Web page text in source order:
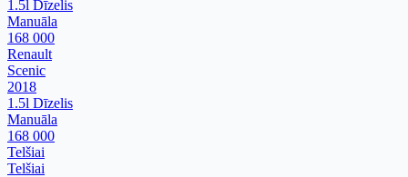
1.5l Dīzelis
Manuāla
168 000
Renault
Scenic
2018
1.5l Dīzelis
Manuāla
168 000
Telšiai
Telšiai